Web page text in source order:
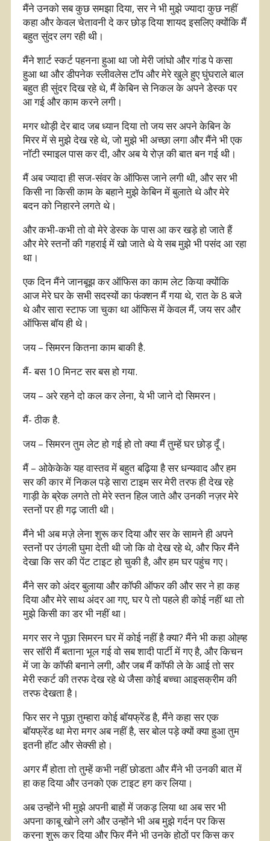
मैंने उनको सब कुछ समझा दिया, सर ने भी मुझे ज्यादा कुछ नहीं
कहा और केवल चेतावनी दे कर छोड़ दिया शायद इसलिए क्योंकि मैं
बहुत सुंदर लग रही थी।
मैंने शार्ट स्कर्ट पहनना हुआ था जो मेरी जांघो और गांड पे कसा
हुआ था और डीपनेक स्लीवलेस टॉप और मेरे खुले हुए घुंघराले बाल
बहुत ही सुंदर दिख रहे थे, मैं केबिन से निकल के अपने डेस्क पर
आ गई और काम करने लगी।
मगर थोड़ी देर बाद जब ध्यान दिया तो जय सर अपने केबिन के
मिरर में से मुझे देख रहे थे, जो मुझे भी अच्छा लगा और मैंने भी एक
नॉटी स्माइल पास कर दी, और अब ये रोज़ की बात बन गई थी।
मैं अब ज्यादा ही सज-संवर के ऑफिस जाने लगी थी, और सर भी
किसी ना किसी काम के बहाने मुझे केबिन में बुलाते थे और मेरे
बदन को निहारने लगते थे।
और कभी-कभी तो वो मेरे डेस्क के पास आ कर खड़े हो जाते हैं
और मेरे स्तनों की गहराई में खो जाते थे ये सब मुझे भी पसंद आ रहा
था।
एक दिन मैंने जानबूझ कर ऑफिस का काम लेट किया क्योंकि
आज मेरे घर के सभी सदस्यों का फंक्शन मैं गया थे, रात के 8 बजे
थे और सारा स्टाफ जा चुका था ऑफिस में केवल मैं, जय सर और
ऑफिस बॉय ही थे।
जय – सिमरन कितना काम बाकी है.
मैं- बस 10 मिनट सर बस हो गया.
जय – अरे रहने दो कल कर लेना, ये भी जाने दो सिमरन।
मैं- ठीक है.
जय – सिमरन तुम लेट हो गई हो तो क्या मैं तुम्हें घर छोड़ दूँ।
मैं – ओकेकेके यह वास्तव में बहुत बढ़िया है सर धन्यवाद और हम
सर की कार में निकल पड़े सारा टाइम सर मेरी तरफ ही देख रहे
गाड़ी के ब्रेक लगते तो मेरे स्तन हिल जाते और उनकी नज़र मेरे
स्तनों पर ही गढ़ जाती थी।
मैंने भी अब मज़े लेना शुरू कर दिया और सर के सामने ही अपने
स्तनों पर उंगली घुमा देती थी जो कि वो देख रहे थे, और फिर मैंने
देखा कि सर की पेंट टाइट हो चुकी है, और हम घर पहुंच गए।
मैंने सर को अंदर बुलाया और कॉफी ऑफर की और सर ने हा कह
दिया और मेरे साथ अंदर आ गए, घर पे तो पहले ही कोई नहीं था तो
मुझे किसी का डर भी नहीं था।
मगर सर ने पूछा सिमरन घर में कोई नहीं है क्या? मैंने भी कहा ओह्ह
सर सॉरी मैं बताना भूल गई वो सब शादी पार्टी में गए है, और किचन
में जा के कॉफी बनाने लगी, और जब मैं कॉफी ले के आई तो सर
मेरी स्कर्ट की तरफ देख रहे थे जैसा कोई बच्चा आइसक्रीम की
तरफ देखता है।
फिर सर ने पूछा तुम्हारा कोई बॉयफ्रेंड है, मैंने कहा सर एक
बॉयफ्रेंड था मेरा मगर अब नहीं है, सर बोल पड़े क्यों क्या हुआ तुम
इतनी हॉट और सेक्सी हो।
अगर मैं होता तो तुम्हें कभी नहीं छोडता और मैंने भी उनकी बात में
हा कह दिया और उनको एक टाइट हग कर लिया।
अब उन्होंने भी मुझे अपनी बाहों में जकड़ लिया था अब सर भी
अपना काबू खोने लगे और उन्होंने भी अब मुझे गर्दन पर किस
करना शुरू कर दिया और फिर मैंने भी उनके होठों पर किस कर